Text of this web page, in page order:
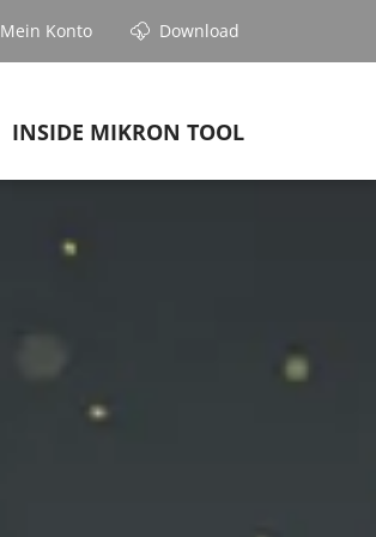
Mein Konto Download
INSIDE MIKRON TOOL